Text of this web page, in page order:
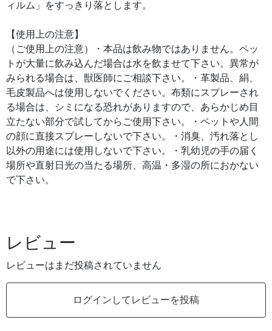
ィルム」をすっきり落とします。
【使用上の注意】
（ご使用上の注意）・本品は飲み物ではありません。ペッ
トが大量に飲み込んだ場合は水を飲ませて下さい。異常が
みられる場合は、獣医師にご相談下さい。・革製品、絹、
毛皮製品へは使用しないでください。布類にスプレーされ
る場合は、シミになる恐れがありますので、あらかじめ目
立たない部分で試してからご使用下さい。・ペットや人間
の顔に直接スプレーしないで下さい。・消臭、汚れ落とし
以外の用途には使用しないで下さい。・乳幼児の手の届く
場所や直射日光の当たる場所、高温・多湿の所におかない
で下さい。
レビュー
レビューはまだ投稿されていません
ログインしてレビューを投稿